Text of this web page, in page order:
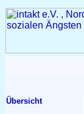
Übersicht